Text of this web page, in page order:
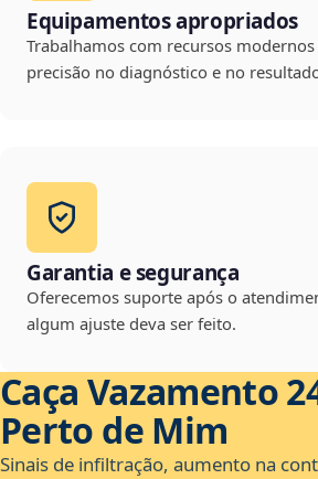
Equipamentos apropriados
Trabalhamos com recursos
precisão no diagnóstico e no
Garantia e segurança
Oferecemos suporte após o
algum ajuste deva ser feito.
Caça Vazamento
Perto de Mim
Sinais de infiltração, aumento na